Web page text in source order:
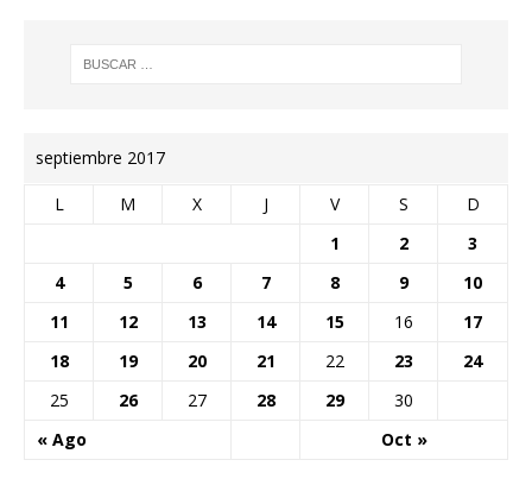
septiembre 2017
L M X J V S D
« Ago Oct »
1 2
3
4
5 6 7 8 9
10
11
12 13 14 15 16
17
18
19 20 21 22 23
24
25
26 27 28 29 30